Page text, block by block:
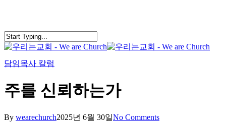
content
담임목사 칼럼
주를 신뢰하는가
By wearechurch2025년 6월 30일No Comments